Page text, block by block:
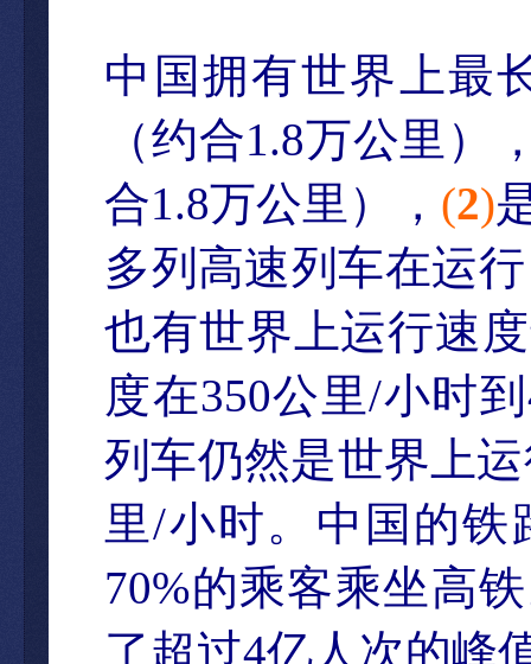
中国拥有世界上最
（约合1.8万公里）
合1.8万公里）， (2)
多列高速列车在运
也有世界上运行速
度在350公里/小时到
列车仍然是世界上
里/小时。中国的铁
70%的乘客乘坐高
了超过4亿人次的峰